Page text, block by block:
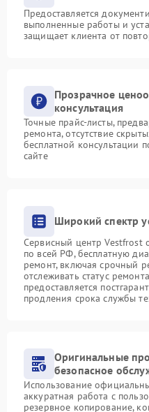
Предоставляется
выполненные работы и
защищает клиента от
Прозрачное
консультация
Точные прайс-листы,
ремонта, отсутствие
бесплатной консультации
сайте
Широкий спектр
Сервисный центр Vestfrost
по всей РФ, бесплатную
ремонт, включая срочный
отслеживать статус
предоставляется
продления срока службы
Оригинальные
безопасное
Использование
аккуратная работа с
резервное копирование,